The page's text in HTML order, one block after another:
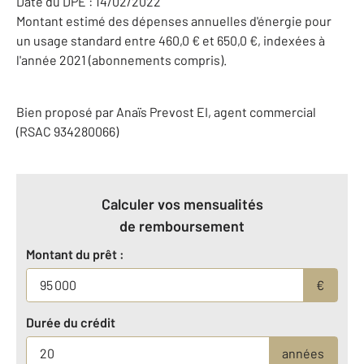
Montant estimé des dépenses annuelles d'énergie pour
un usage standard entre 460,0 € et 650,0 €, indexées à
l'année 2021 (abonnements compris).
Bien proposé par Anaïs Prevost EI, agent commercial
(RSAC 934280066)
Calculer vos mensualités
de remboursement
Montant du prêt :
€
Durée du crédit
années